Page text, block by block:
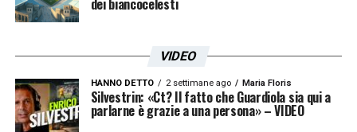
dei biancocelesti
VIDEO
HANNO DETTO 2 settimane ago Maria Floris
Silvestrin: «Ct? Il fatto che Guardiola sia qui a
parlarne è grazie a una persona» – VIDEO